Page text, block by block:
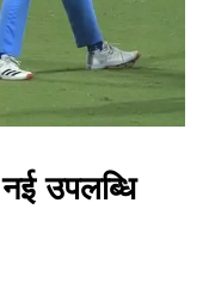
उपलब्धि